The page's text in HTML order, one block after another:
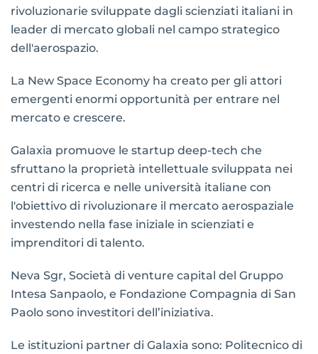
rivoluzionarie sviluppate dagli scienziati italiani in
leader di mercato globali nel campo strategico
dell'aerospazio.
La New Space Economy ha creato per gli attori
emergenti enormi opportunità per entrare nel
mercato e crescere.
Galaxia promuove le startup deep-tech che
sfruttano la proprietà intellettuale sviluppata nei
centri di ricerca e nelle università italiane con
l'obiettivo di rivoluzionare il mercato aerospaziale
investendo nella fase iniziale in scienziati e
imprenditori di talento.
Neva Sgr, Società di venture capital del Gruppo
Intesa Sanpaolo, e Fondazione Compagnia di San
Paolo sono investitori dell’iniziativa.
Le istituzioni partner di Galaxia sono: Politecnico di